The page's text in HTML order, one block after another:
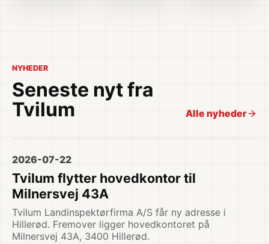
NYHEDER
Seneste nyt fra
Tvilum
Alle nyheder
2026-07-22
Tvilum flytter hovedkontor til
Milnersvej 43A
Tvilum Landinspektørfirma A/S får ny adresse i
Hillerød. Fremover ligger hovedkontoret på
Milnersvej 43A, 3400 Hillerød.